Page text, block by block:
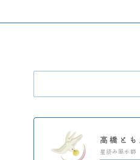
高橋とも
星読み風水師